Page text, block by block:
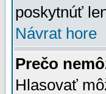
poskytnúť
Návrat hore
Prečo
Hlasovať